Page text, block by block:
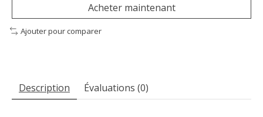
Acheter maintenant
Ajouter pour comparer
Description Évaluations (0)